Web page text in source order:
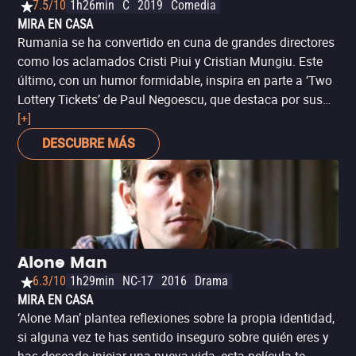
7.5/10 1h26min C 2019
Comedia
MIRA EN CASA
Rumania se ha convertido en cuna de grandes directores
como los aclamados Cristi Piui y Cristian Mungiu. Este
último, con un humor formidable, inspira en parte a ‘Two
Lottery Tickets’ de Paul Negoescu, que destaca por sus
bromas muy atinadas y un tono –aunque simplón– que
terminará por resultar muy divertido al ser tan
identificable. Premiada por el jurado en el Festival de
Cine de Comedia Monte-Carlo y ovacionada por su gran
elenco de actores rumanos: Dragoș Bucur, Dorian Boguță
y Alexandru Papadopol.
[+]
DESCUBRE MÁS
Alone Man
6.3/10 1h29min NC-17 2016
Drama
MIRA EN CASA
‘Alone Man’ plantea reflexiones sobre la propia identidad,
si alguna vez te has sentido inseguro sobre quién eres y